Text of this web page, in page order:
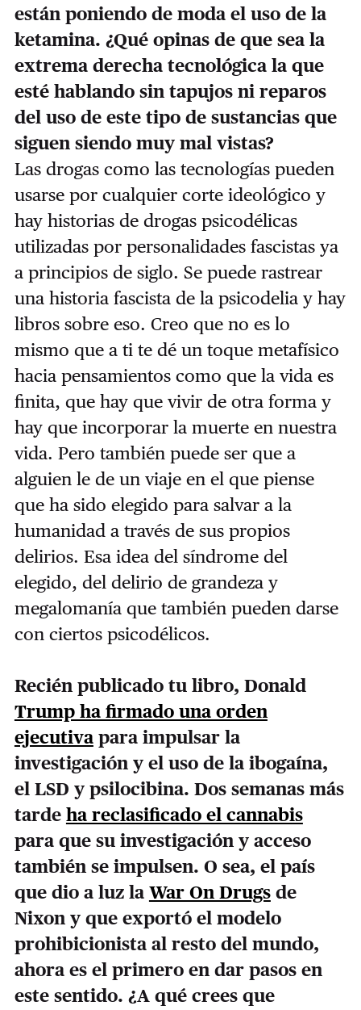
están poniendo de moda el uso de la
ketamina. ¿Qué opinas de que sea la
extrema derecha tecnológica la que
esté hablando sin tapujos ni reparos
del uso de este tipo de sustancias que
siguen siendo muy mal vistas?
Las drogas como las tecnologías pueden
usarse por cualquier corte ideológico y
hay historias de drogas psicodélicas
utilizadas por personalidades fascistas ya
a principios de siglo. Se puede rastrear
una historia fascista de la psicodelia y hay
libros sobre eso. Creo que no es lo
mismo que a ti te dé un toque metafísico
hacia pensamientos como que la vida es
finita, que hay que vivir de otra forma y
hay que incorporar la muerte en nuestra
vida. Pero también puede ser que a
alguien le de un viaje en el que piense
que ha sido elegido para salvar a la
humanidad a través de sus propios
delirios. Esa idea del síndrome del
elegido, del delirio de grandeza y
megalomanía que también pueden darse
con ciertos psicodélicos.
Recién publicado tu libro, Donald
Trump ha firmado una orden
ejecutivapara impulsar la
investigación y el uso de la ibogaína,
el LSD y psilocibina. Dos semanas más
tarde ha reclasificado el cannabis
para que su investigación y acceso
también se impulsen. O sea, el país
que dio a luz la War On Drugsde
Nixon y que exportó el modelo
prohibicionista al resto del mundo,
ahora es el primero en dar pasos en
este sentido. ¿A qué crees que